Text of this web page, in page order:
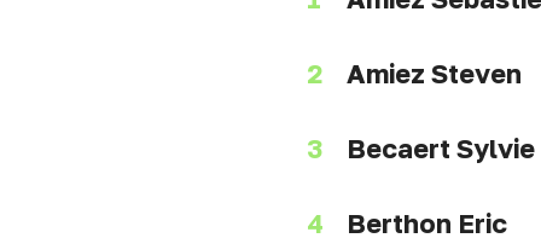
Amiez Steven
Becaert Sylvie
Berthon Eric